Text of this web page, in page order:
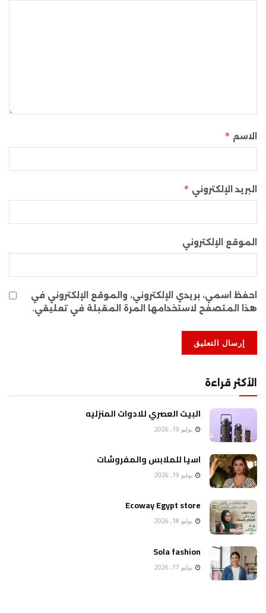
الاسم *
البريد الإلكتروني *
الموقع الإلكتروني
احفظ اسمي، بريدي الإلكتروني، والموقع الإلكتروني في
هذا المتصفح لاستخدامها المرة المقبلة في تعليقي.
الأكثر قراءة
البيت العصري للادوات المنزليه
يوليو 19, 2026
اسيا للملابس والمفروشات
يوليو 19, 2026
Ecoway Egypt store
يوليو 18, 2026
Sola fashion
يوليو 17, 2026